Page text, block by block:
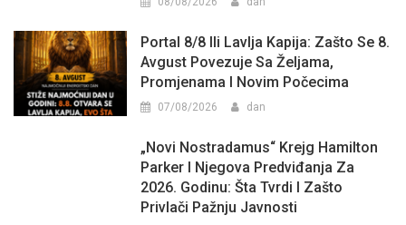
Portal 8/8 Ili Lavlja Kapija: Zašto Se 8.
Avgust Povezuje Sa Željama,
Promjenama I Novim Počecima
07/08/2026 dan
„Novi Nostradamus“ Krejg Hamilton
Parker I Njegova Predviđanja Za
2026. Godinu: Šta Tvrdi I Zašto
Privlači Pažnju Javnosti